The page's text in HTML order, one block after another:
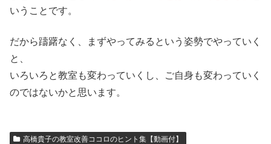
いうことです。
だから躊躇なく、まずやってみるという姿勢でやっていく
と、
いろいろと教室も変わっていくし、ご自身も変わっていく
のではないかと思います。
高橋貴子の教室改善ココロのヒント集【動画付】